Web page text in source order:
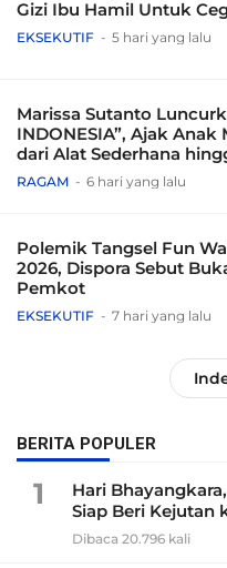
Gizi Ibu Hamil Untuk
EKSEKUTIF 5 hari yang lalu
Marissa Sutanto
INDONESIA”, Ajak Anak
dari Alat Sederhana
Tradisional
RAGAM 6 hari yang lalu
Polemik Tangsel Fun
2026, Dispora Sebut
Pemkot
EKSEKUTIF 7 hari yang lalu
BERITA POPULER
1
Hari
Siap Beri Kejutan
Dibaca 20.796 kali